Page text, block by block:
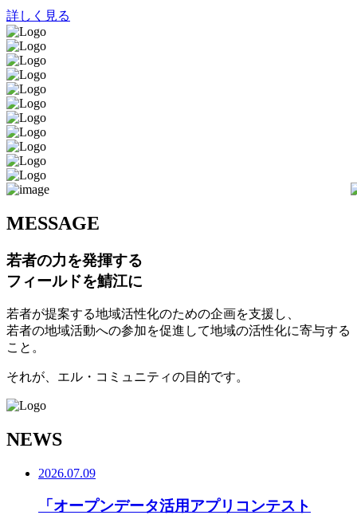
詳しく見る
MESSAGE
若者の力を発揮する
フィールドを鯖江に
若者が提案する地域活性化のための企画を支援し、
若者の地域活動への参加を促進して地域の活性化に寄与する
こと。
それが、エル・コミュニティの目的です。
NEWS
2026.07.09
「オープンデータ活用アプリコンテスト